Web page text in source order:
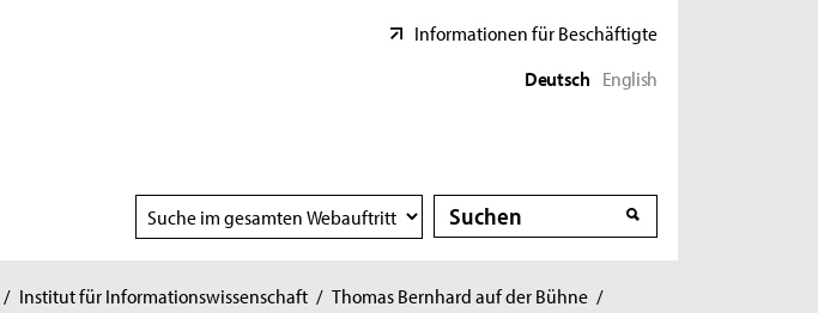
Informationen für Beschäftigte
Deutsch English
Suchbereich
wählen
Suche
Suche
/ Institut für Informationswissenschaft / Thomas Bernhard auf der Bühne /